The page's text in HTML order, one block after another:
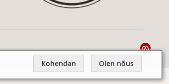
Kohendan Olen nõus